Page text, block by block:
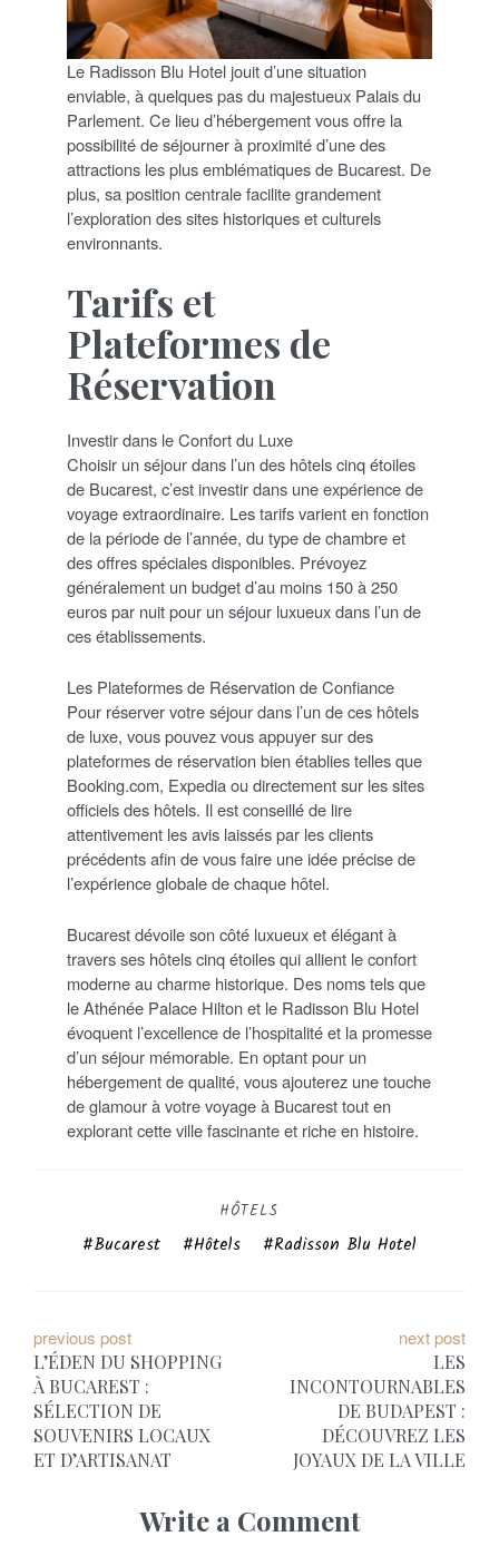
Le Radisson Blu Hotel jouit d’une situation
enviable, à quelques pas du majestueux Palais du
Parlement. Ce lieu d’hébergement vous offre la
possibilité de séjourner à proximité d’une des
attractions les plus emblématiques de Bucarest. De
plus, sa position centrale facilite grandement
l’exploration des sites historiques et culturels
environnants.
Tarifs et
Plateformes de
Réservation
Investir dans le Confort du Luxe
Choisir un séjour dans l’un des hôtels cinq étoiles
de Bucarest, c’est investir dans une expérience de
voyage extraordinaire. Les tarifs varient en fonction
de la période de l’année, du type de chambre et
des offres spéciales disponibles. Prévoyez
généralement un budget d’au moins 150 à 250
euros par nuit pour un séjour luxueux dans l’un de
ces établissements.
Les Plateformes de Réservation de Confiance
Pour réserver votre séjour dans l’un de ces hôtels
de luxe, vous pouvez vous appuyer sur des
plateformes de réservation bien établies telles que
Booking.com, Expedia ou directement sur les sites
officiels des hôtels. Il est conseillé de lire
attentivement les avis laissés par les clients
précédents afin de vous faire une idée précise de
l’expérience globale de chaque hôtel.
Bucarest dévoile son côté luxueux et élégant à
travers ses hôtels cinq étoiles qui allient le confort
moderne au charme historique. Des noms tels que
le Athénée Palace Hilton et le Radisson Blu Hotel
évoquent l’excellence de l’hospitalité et la promesse
d’un séjour mémorable. En optant pour un
hébergement de qualité, vous ajouterez une touche
de glamour à votre voyage à Bucarest tout en
explorant cette ville fascinante et riche en histoire.
HÔTELS
Bucarest Hôtels Radisson Blu Hotel
N
a
v
i
previous post
L’ÉDEN DU SHOPPING
À BUCAREST :
SÉLECTION DE
SOUVENIRS LOCAUX
ET D’ARTISANAT
next post
LES
INCONTOURNABLES
DE BUDAPEST :
DÉCOUVREZ LES
JOYAUX DE LA VILLE
Write a Comment